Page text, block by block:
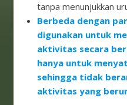
tanpa menunjukkan
Berbeda dengan
digunakan untuk
aktivitas secara
hanya untuk
sehingga tidak
aktivitas yang